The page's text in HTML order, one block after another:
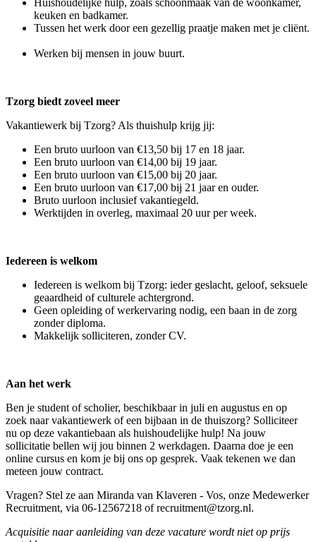
Huishoudelijke hulp, zoals schoonmaak van de woonkamer,
keuken en badkamer.
Tussen het werk door een gezellig praatje maken met je cliënt.
Werken bij mensen in jouw buurt.
Tzorg biedt zoveel meer
Vakantiewerk bij Tzorg? Als thuishulp krijg jij:
Een bruto uurloon van €13,50 bij 17 en 18 jaar.
Een bruto uurloon van €14,00 bij 19 jaar.
Een bruto uurloon van €15,00 bij 20 jaar.
Een bruto uurloon van €17,00 bij 21 jaar en ouder.
Bruto uurloon inclusief vakantiegeld.
Werktijden in overleg, maximaal 20 uur per week.
Iedereen is welkom
Iedereen is welkom bij Tzorg: ieder geslacht, geloof, seksuele
geaardheid of culturele achtergrond.
Geen opleiding of werkervaring nodig, een baan in de zorg
zonder diploma.
Makkelijk solliciteren, zonder CV.
Aan het werk
Ben je student of scholier, beschikbaar in juli en augustus en op
zoek naar vakantiewerk of een bijbaan in de thuiszorg? Solliciteer
nu op deze vakantiebaan als huishoudelijke hulp! Na jouw
sollicitatie bellen wij jou binnen 2 werkdagen. Daarna doe je een
online cursus en kom je bij ons op gesprek. Vaak tekenen we dan
meteen jouw contract.
Vragen? Stel ze aan Miranda van Klaveren - Vos, onze Medewerker
Recruitment, via 06-12567218 of recruitment@tzorg.nl.
Acquisitie naar aanleiding van deze vacature wordt niet op prijs